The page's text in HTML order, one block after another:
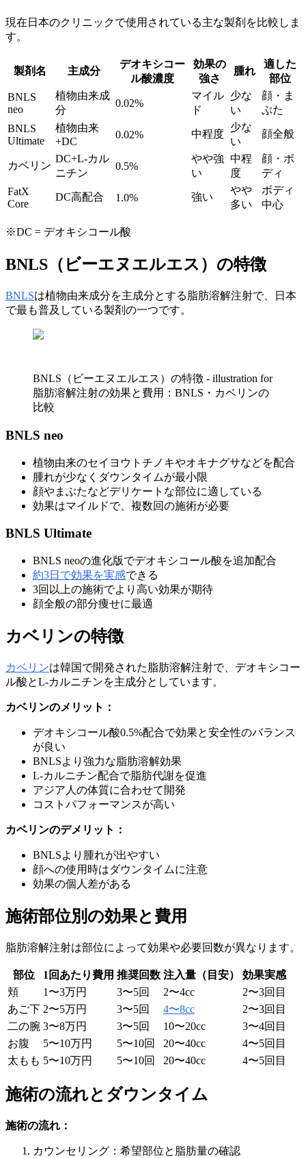
現在日本のクリニックで使用されている主な製剤を比較しま
す。
製剤名 主成分
デオキシコー
ル酸濃度
効果の
強さ
腫れ
適した
部位
BNLS
neo
植物由来成
分
0.02%
マイル
ド
少な
い
顔・ま
ぶた
BNLS
Ultimate
植物由来
+DC
0.02% 中程度
少な
い
顔全般
カベリン
DC+L-カル
ニチン
0.5%
やや強
い
中程
度
顔・ボ
ディ
FatX
Core
DC高配合 1.0% 強い
やや
多い
ボディ
中心
※DC = デオキシコール酸
BNLS（ビーエヌエルエス）の特徴
BNLSは植物由来成分を主成分とする脂肪溶解注射で、日本
で最も普及している製剤の一つです。
BNLS（ビーエヌエルエス）の特徴 - illustration for
脂肪溶解注射の効果と費用：BNLS・カベリンの
比較
BNLS neo
植物由来のセイヨウトチノキやオキナグサなどを配合
腫れが少なくダウンタイムが最小限
顔やまぶたなどデリケートな部位に適している
効果はマイルドで、複数回の施術が必要
BNLS Ultimate
BNLS neoの進化版でデオキシコール酸を追加配合
約3日で効果を実感できる
3回以上の施術でより高い効果が期待
顔全般の部分痩せに最適
カベリンの特徴
カベリンは韓国で開発された脂肪溶解注射で、デオキシコー
ル酸とL-カルニチンを主成分としています。
カベリンのメリット：
デオキシコール酸0.5%配合で効果と安全性のバランス
が良い
BNLSより強力な脂肪溶解効果
L-カルニチン配合で脂肪代謝を促進
アジア人の体質に合わせて開発
コストパフォーマンスが高い
カベリンのデメリット：
BNLSより腫れが出やすい
顔への使用時はダウンタイムに注意
効果の個人差がある
施術部位別の効果と費用
脂肪溶解注射は部位によって効果や必要回数が異なります。
部位 1回あたり費用 推奨回数 注入量（目安）
効果実感
頬
1〜3万円 3〜5回 2〜4cc
2〜3回目
あご下 2〜5万円 3〜5回 4〜8cc
2〜3回目
二の腕 3〜8万円 3〜5回 10〜20cc
3〜4回目
お腹
5〜10万円 5〜10回 20〜40cc
4〜5回目
太もも 5〜10万円 5〜10回 20〜40cc 4〜5回目
施術の流れとダウンタイム
施術の流れ：
カウンセリング：希望部位と脂肪量の確認